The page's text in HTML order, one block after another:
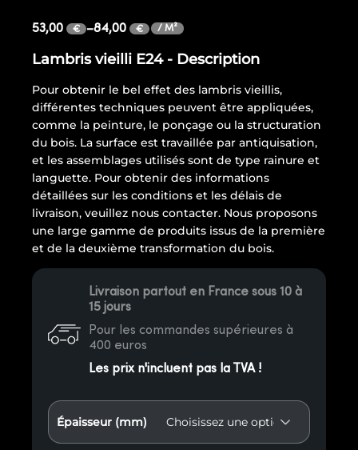
53,00 € –84,00 € / M²
Lambris vieilli E24 - Description
Pour obtenir le bel effet des lambris vieillis,
différentes techniques peuvent être appliquées,
comme la peinture, le ponçage ou la structuration
du bois. La surface est travaillée par antiquisation,
et les assemblages utilisés sont de type rainure et
languette. Pour obtenir des informations
détaillées sur les conditions et les délais de
livraison, veuillez nous contacter. Nous proposons
une large gamme de produits issus de la première
et de la deuxième transformation du bois.
Livraison partout en France sous 10 à
15 jours
Pour les commandes supérieures à
400 euros
Les prix n'incluent pas la TVA !
Épaisseur (mm)